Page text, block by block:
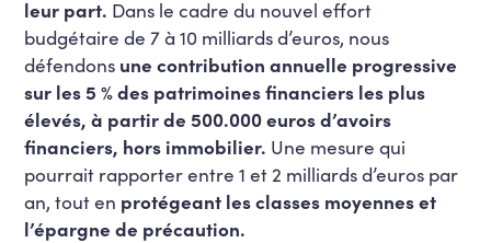
leur part. Dans le cadre du nouvel effort
budgétaire de 7 à 10 milliards d’euros, nous
défendons une contribution annuelle progressive
sur les 5 % des patrimoines financiers les plus
élevés, à partir de 500.000 euros d’avoirs
financiers, hors immobilier. Une mesure qui
pourrait rapporter entre 1 et 2 milliards d’euros par
an, tout en protégeant les classes moyennes et
l’épargne de précaution.